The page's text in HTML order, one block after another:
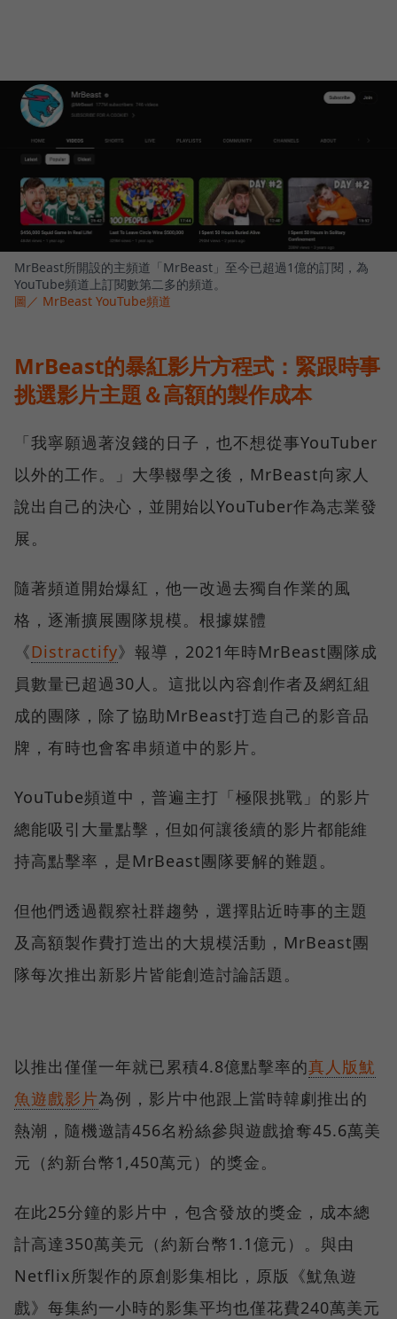
MrBeast所開設的主頻道「MrBeast」至今已超過1億的訂閱，為
YouTube頻道上訂閱數第二多的頻道。
圖／ MrBeast YouTube頻道
MrBeast的暴紅影片方程式：緊跟時事
挑選影片主題＆高額的製作成本
「我寧願過著沒錢的日子，也不想從事YouTuber
以外的工作。」大學輟學之後，MrBeast向家人
說出自己的決心，並開始以YouTuber作為志業發
展。
隨著頻道開始爆紅，他一改過去獨自作業的風
格，逐漸擴展團隊規模。根據媒體
《Distractify》報導，2021年時MrBeast團隊成
員數量已超過30人。這批以內容創作者及網紅組
成的團隊，除了協助MrBeast打造自己的影音品
牌，有時也會客串頻道中的影片。
YouTube頻道中，普遍主打「極限挑戰」的影片
總能吸引大量點擊，但如何讓後續的影片都能維
持高點擊率，是MrBeast團隊要解的難題。
但他們透過觀察社群趨勢，選擇貼近時事的主題
及高額製作費打造出的大規模活動，MrBeast團
隊每次推出新影片皆能創造討論話題。
以推出僅僅一年就已累積4.8億點擊率的真人版魷
魚遊戲影片為例，影片中他跟上當時韓劇推出的
熱潮，隨機邀請456名粉絲參與遊戲搶奪45.6萬美
元（約新台幣1,450萬元）的獎金。
在此25分鐘的影片中，包含發放的獎金，成本總
計高達350萬美元（約新台幣1.1億元）。與由
Netflix所製作的原創影集相比，原版《魷魚遊
戲》每集約一小時的影集平均也僅花費240萬美元